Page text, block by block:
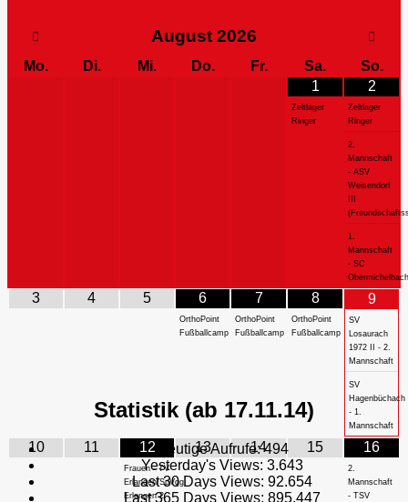
August 2026
Mo. Di. Mi. Do. Fr. Sa.
So.
1
Zeltlager
Ringer
2
Zeltlager
Ringer
2.
Mannschaft
- ASV
Weisendorf
1.
Mannschaft
- SC
Obermichelbach
3 4 5 6
OrthoPoint
Fußballcamp
7
OrthoPoint
Fußballcamp
8
OrthoPoint
Fußballcamp
9
SV
Losaurach
1972 II - 2.
Mannschaft
SV
Hagenbüchach
- 1.
Mannschaft
10 11 12
Frauen - TV
Erlangen/SpVgg
Erlangen 2
13 14 15 16
2.
Mannschaft
- TSV
Statistik (ab 17.11.14)
Heutige Aufrufe:494
Yesterday's Views: 3.643
Last 30 Days Views: 92.654
Last 365 Days Views: 895.447